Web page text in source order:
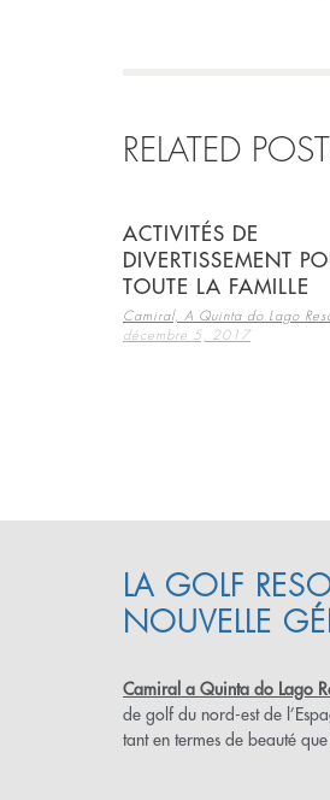
RELATED
ACTIVITÉS DE
DIVERTISSEMENT
TOUTE LA FAMILLE
Camiral, A Quinta do Lago
décembre 5, 2017
LA GOLF
NOUVELLE
Camiral a Quinta do Lago
de golf du nord-est de
tant en termes de beauté que